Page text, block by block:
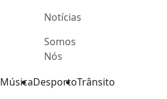
Notícias
Somos
Nós
MúsicaDesportoTrânsito